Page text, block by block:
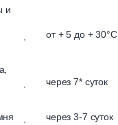
основания
стяжка
и
от + 5 до + 30°С
через 7* суток
через 3-7 суток